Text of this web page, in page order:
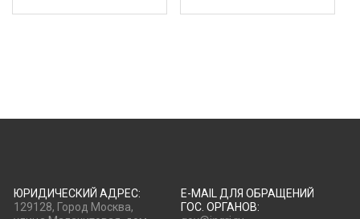
ЮРИДИЧЕСКИЙ АДРЕС:
129128, Город Москва,
E-MAIL ДЛЯ ОБРАЩЕНИЙ
ГОС. ОРГАНОВ: